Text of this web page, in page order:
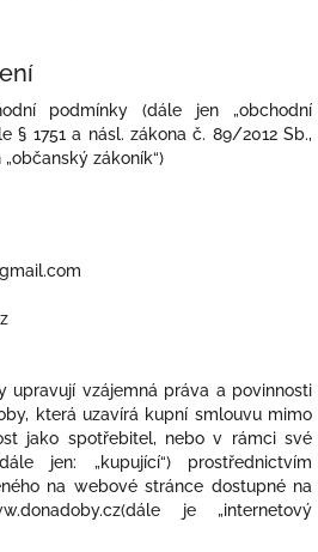
podmínky (dále jen „obchodní
§ 1751 a násl. zákona č. 89/2012 Sb.,
zákoník“)
upravují vzájemná práva a povinnosti
která uzavírá kupní smlouvu mimo
jako spotřebitel, nebo v rámci své
jen: „kupující“) prostřednictvím
na webové stránce dostupné na
je „internetový